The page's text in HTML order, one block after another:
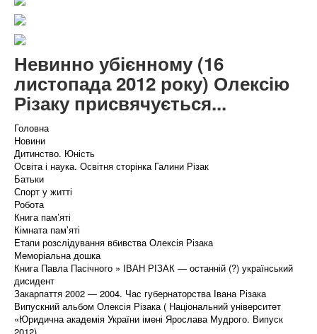
Невинно убієнному (16
листопада 2012 року) Олексію
Різаку присвячується...
Головна
Новини
Дитинство. Юність
Освіта і наука. Освітня сторінка Галини Різак
Батьки
Спорт у житті
Робота
Книга пам’яті
Кімната пам’яті
Етапи розслідування вбивства Олексія Різака
Меморіальна дошка
Книга Павла Пасічного » ІВАН РІЗАК — останній (?) український
дисидент
Закарпаття 2002 — 2004. Час губернаторства Івана Різака
Випускний альбом Олексія Різака ( Національний університет
«Юридична академія України імені Ярослава Мудрого. Випуск
2012)